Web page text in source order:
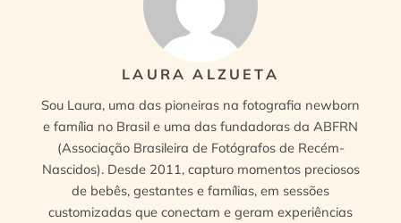
LAURA ALZUETA
Sou Laura, uma das pioneiras na fotografia newborn
e família no Brasil e uma das fundadoras da ABFRN
(Associação Brasileira de Fotógrafos de Recém-
Nascidos). Desde 2011, capturo momentos preciosos
de bebês, gestantes e famílias, em sessões
customizadas que conectam e geram experiências